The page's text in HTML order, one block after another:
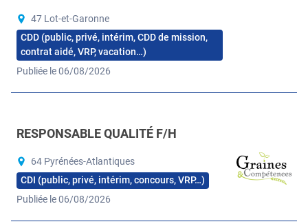
47 Lot-et-Garonne
CDD (public, privé, intérim, CDD de mission,
contrat aidé, VRP, vacation…)
Publiée le 06/08/2026
RESPONSABLE QUALITÉ F/H
64 Pyrénées-Atlantiques
CDI (public, privé, intérim, concours, VRP…)
Publiée le 06/08/2026